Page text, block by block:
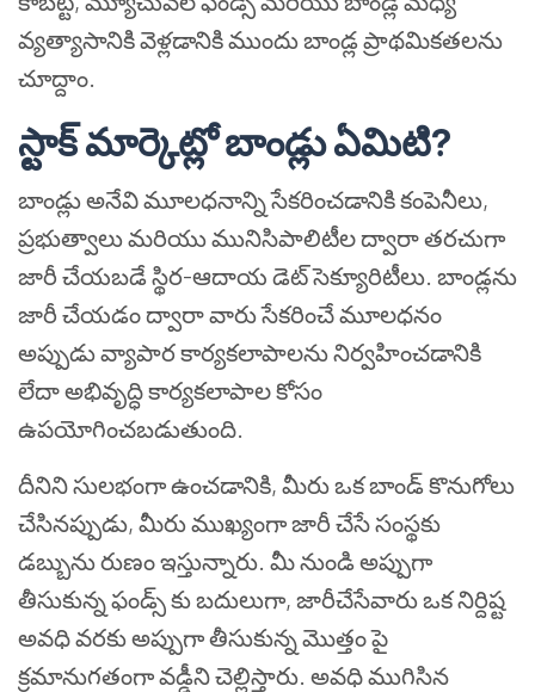
వ్యత్యాసానికి వెళ్లడానికి ముందు బాండ్ల ప్రాథమికతలను
చూద్దాం.
స్టాక్ మార్కెట్లో బాండ్లు ఏమిటి?
బాండ్లు అనేవి మూలధనాన్ని సేకరించడానికి కంపెనీలు,
ప్రభుత్వాలు మరియు మునిసిపాలిటీల ద్వారా తరచుగా
జారీ చేయబడే స్థిర-ఆదాయ డెట్ సెక్యూరిటీలు. బాండ్లను
జారీ చేయడం ద్వారా వారు సేకరించే మూలధనం
అప్పుడు వ్యాపార కార్యకలాపాలను నిర్వహించడానికి
లేదా అభివృద్ధి కార్యకలాపాల కోసం
ఉపయోగించబడుతుంది.
దీనిని సులభంగా ఉంచడానికి, మీరు ఒక బాండ్ కొనుగోలు
చేసినప్పుడు, మీరు ముఖ్యంగా జారీ చేసే సంస్థకు
డబ్బును రుణం ఇస్తున్నారు. మీ నుండి అప్పుగా
తీసుకున్న ఫండ్స్ కు బదులుగా, జారీచేసేవారు ఒక నిర్దిష్ట
అవధి వరకు అప్పుగా తీసుకున్న మొత్తం పై
క్రమానుగతంగా వడ్డీని చెల్లిస్తారు. అవధి ముగిసిన